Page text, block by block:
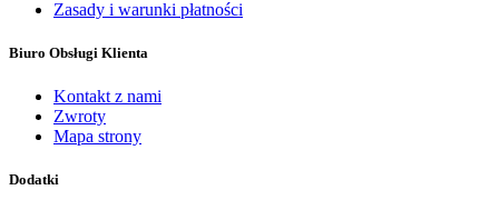
Zasady i warunki płatności
Biuro Obsługi Klienta
Kontakt z nami
Zwroty
Mapa strony
Dodatki